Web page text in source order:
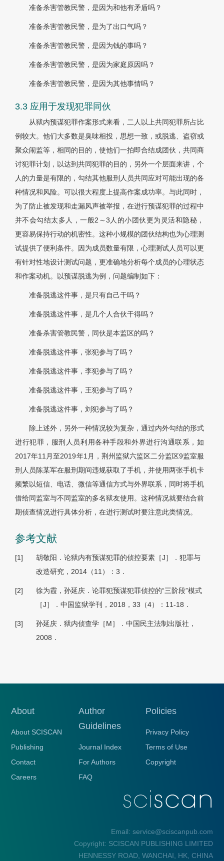
准备杀害管教民警，是因为和他有矛盾吗？
准备杀害管教民警，是为了出口气吗？
准备杀害管教民警，是因为钱的事吗？
准备杀害管教民警，是因为家庭原因吗？
准备杀害管教民警，是因为其他事情吗？
3.3 应用于发现犯罪同伙
从狱内预谋犯罪作案形式来看，二人以上共同犯罪所占比
例较大。他们大多数是臭味相投，思想一致，或脱逃、盗窃或
聚众闹监等，相同的目的，使他们一拍即合结成团伙，共同商
讨犯罪计划，以达到共同犯罪的目的，另外一个层面来讲，个
人的力量是有限的，勾结其他服刑人员共同应对可能出现的各
种情况和风险。可以很大程度上提高作案成功率。与此同时，
为了防止被发现和走漏风声被举报，在进行预谋犯罪的过程中
并不会勾结太多人，一般2～3人的小团伙更为灵活和隐秘，
更容易保持行动的机密性。这种小规模的团伙结构也为心理测
试提供了便利条件。因为成员数量有限，心理测试人员可以更
有针对性地设计测试问题，更准确地分析每个成员的心理状态
和作案动机。以预谋脱逃为例，问题编制如下：
准备脱逃这件事，是只有自己干吗？
准备脱逃这件事，是几个人合伙干得吗？
准备杀害管教民警，同伙是本监区的吗？
准备脱逃这件事，张犯参与了吗？
准备脱逃这件事，李犯参与了吗？
准备脱逃这件事，王犯参与了吗？
准备脱逃这件事，刘犯参与了吗？
除上述外，另外一种情况较为复杂，通过内外勾结的形式
进行犯罪，服刑人员利用各种手段和外界进行沟通联系，如
2017年11月至2019年1月，荆州监狱六监区二分监区9监室服
刑人员陈某军在服刑期间违规获取了手机，并使用两张手机卡
频繁以短信、电话、微信等通信方式与外界联系，同时将手机
借给同监室与不同监室的多名狱友使用。这种情况就要结合前
期侦查情况进行具体分析，在进行测试时要注意此类情况。
参考文献
[1]
胡敬阳．论狱内有预谋犯罪的侦控要素［J］．犯罪与
改造研究，2014（11）：3．
[2]
徐为霞，孙延庆．论罪犯预谋犯罪侦控的“三阶段”模式
［J］．中国监狱学刊，2018，33（4）：11-18．
[3]
孙延庆．狱内侦查学［M］．中国民主法制出版社，
2008．
About
About SCISCAN
Publishing
Contact
Careers
Author
Guidelines
Journal Index
For Authors
FAQ
Policies
Privacy Policy
Terms of Use
Copyright
Email: service@sciscanpub.com
Copyright: SCISCAN PUBLISHING LIMITED
HENNESSY ROAD, WANCHAI, HK, CHINA